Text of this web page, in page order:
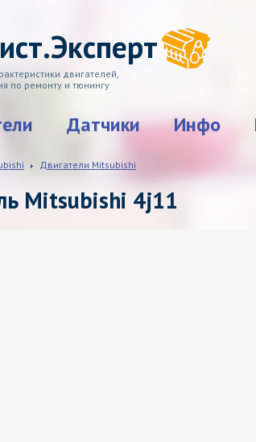
двигателей,
по ремонту и тюнингу
Датчики Инфо
Двигатели Mitsubishi
Mitsubishi 4j11